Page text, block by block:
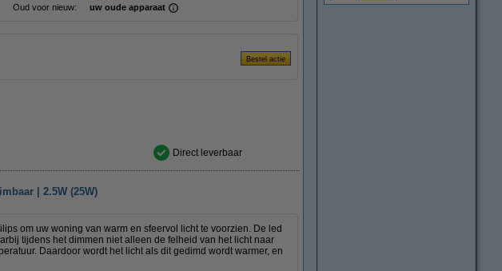
Oud voor nieuw: uw oude apparaat
Direct leverbaar
| 2.5W (25W)
om uw woning van warm en sfeervol licht te voorzien. De led
tijdens het dimmen niet alleen de felheid van het licht naar
Daardoor wordt het licht als dit gedimd wordt warmer, en